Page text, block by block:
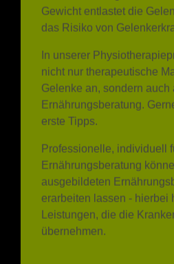
das Risiko von
In unserer
nicht nur therapeutische
Gelenke an, sondern auch
Ernährungsberatung.
erste Tipps.
Professionelle, individuell
Ernährungsberatung
ausgebildeten
erarbeiten lassen - hierbei
Leistungen, die die
übernehmen.